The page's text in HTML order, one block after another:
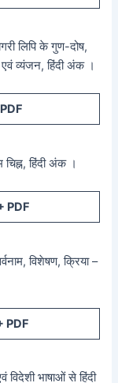
लिपि के गुण-दोष,
एवं व्यंजन, हिंदी अंक ।
PDF
चिह्न, हिंदी अंक ।
PDF
विशेषण, क्रिया –
PDF
भाषाओं से हिंदी